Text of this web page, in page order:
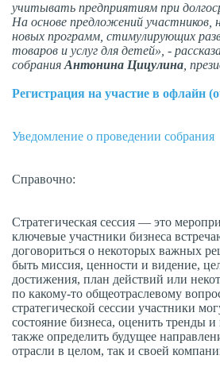
учитывать предприятиям при
На основе предложений участников,
новых программ, стимулирующих
товаров и услуг для детей», -
собранияАнтонина Цицулина,
Регистрация на участие в офлайн
Уведомление о проведении собрания
Справочно:
Стратегическая сессия — это
ключевые участники бизнеса
договориться о некоторых важных
быть миссия, ценности и видение,
достижения, план действий или
по какому-то общеотраслевому
стратегической сессии участники
состояние бизнеса, оценить тренды
также определить будущее
отрасли в целом, так и своей